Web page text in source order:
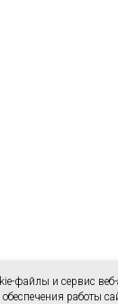
файлы и сервис веб-
работы